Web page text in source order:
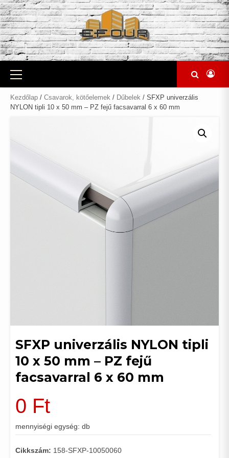
Skip
to
content
Primary
Menu
Kezdőlap / Csavarok, kötőelemek / Dűbelek / SFXP univerzális
NYLON tipli 10 x 50 mm – PZ fejű facsavarral 6 x 60 mm
SFXP univerzális NYLON tipli
10 x 50 mm – PZ fejű
facsavarral 6 x 60 mm
0 Ft
mennyiségi egység: db
Cikkszám: 158-SFXP-10050060